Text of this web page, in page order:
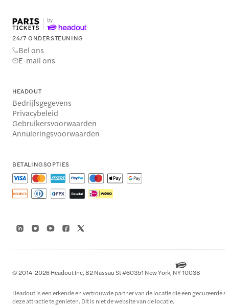
24/7 ONDERSTEUNING
Bel ons
E-mail ons
HEADOUT
Bedrijfsgegevens
Privacybeleid
Gebruikersvoorwaarden
Annuleringsvoorwaarden
BETALINGSOPTIES
© 2014-2026 Headout Inc, 82 Nassau St #60351 New York, NY 10038
Headout is een erkende en vertrouwde partner van de locatie die een gecureerde
deze attractie te genieten. Dit is niet de website van de locatie.